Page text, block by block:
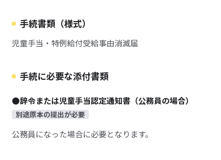
手続書類（様式）
児童手当・特例給付受給事由消滅届
手続に必要な添付書類
●辞令または児童手当認定通知書（公務員の場合）
別途原本の提出が必要
公務員になった場合に必要となります。